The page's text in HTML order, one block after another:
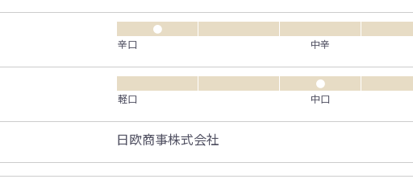
●
辛口
中辛
●
軽口
中口
日欧商事株式会社